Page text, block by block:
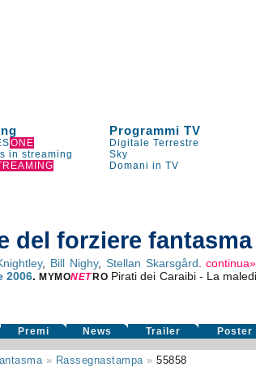
Programmi TV
ONE Digitale Terrestre
in streaming Sky
Domani in TV
del forziere fantasma
, Bill Nighy, Stellan Skarsgård .continua»
2006.MYMONET RO Pirati dei Caraibi - La
Premi News Trailer Poster
» Rassegnastampa»55858